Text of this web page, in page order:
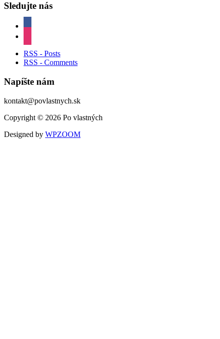
Sledujte nás
RSS - Posts
RSS - Comments
Napíšte nám
kontakt@povlastnych.sk
Copyright © 2026 Po vlastných
Designed by WPZOOM